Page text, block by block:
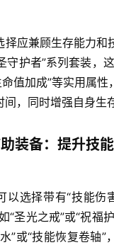
择应兼顾生存能力和
守护者”系列套装，
命值加成”等实用属
，同时增强自身生
装备：提升技
以选择带有“技能伤
“圣光之戒”或“祝福
”或“技能恢复卷轴”